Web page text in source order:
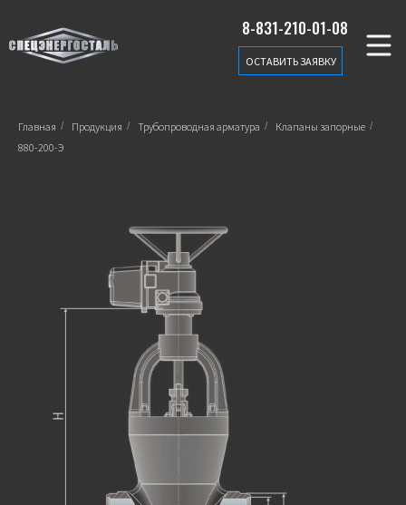
8-831-210-01-08
ОСТАВИТЬ ЗАЯВКУ
Главная / Продукция / Трубопроводная арматура / Клапаны запорные /
880-200-Э